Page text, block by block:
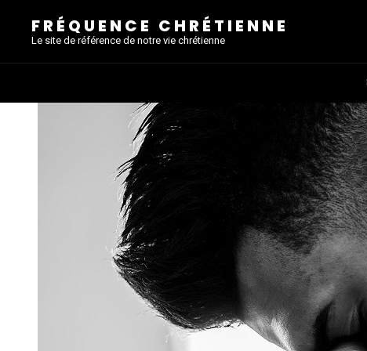
FRÉQUENCE CHRÉTIENNE
Le site de référence de notre vie chrétienne